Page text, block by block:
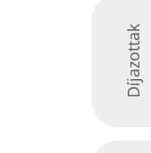
Díjazottak